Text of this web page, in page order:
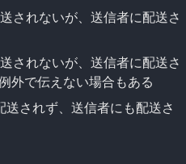
されないが、送信者に配送さ
されないが、送信者に配送さ
外で伝えない場合もある
されず、送信者にも配送さ